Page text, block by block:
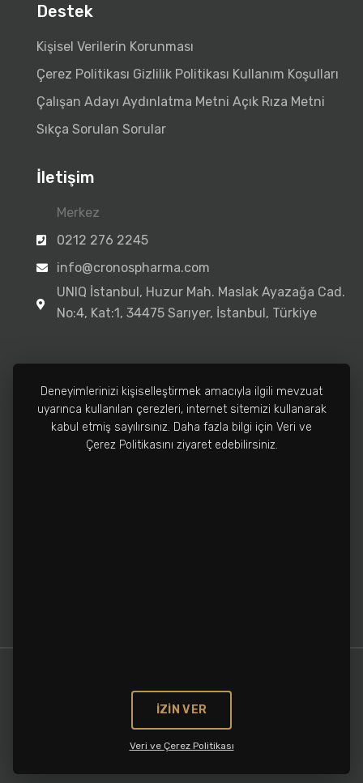
Destek
Kişisel Verilerin Korunması
Çerez Politikası Gizlilik Politikası Kullanım Koşulları
Çalışan Adayı Aydınlatma Metni Açık Rıza Metni
Sıkça Sorulan Sorular
İletişim
Merkez
0212 276 2245
info@cronospharma.com
UNIQ İstanbul, Huzur Mah. Maslak Ayazağa Cad.
No:4, Kat:1, 34475 Sarıyer, İstanbul, Türkiye
Fabrika
0212 502 3810
Deneyimlerinizi kişiselleştirmek amacıyla ilgili mevzuat
uyarınca kullanılan çerezleri, internet sitemizi kullanarak
kabul etmiş sayılırsınız. Daha fazla bilgi için Veri ve
Çerez Politikasını ziyaret edebilirsiniz.
İZİN VER
Veri ve Çerez Politikası